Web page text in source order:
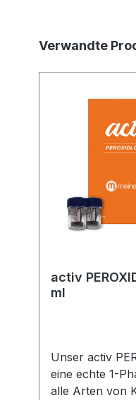
Produktgalerie
Verwandte
activ
ml
Unser activ
eine echte 1-
alle Arten von